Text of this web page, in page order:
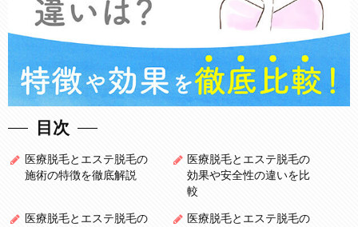
目次
医療脱毛とエステ脱毛の
施術の特徴を徹底解説
医療脱毛とエステ脱毛の
効果や安全性の違いを比
較
医療脱毛とエステ脱毛の
医療脱毛とエステ脱毛の